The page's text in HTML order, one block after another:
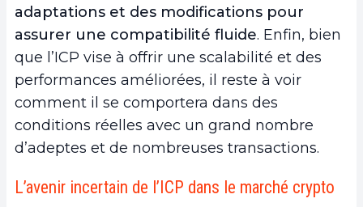
adaptations et des modifications pour
assurer une compatibilité fluide. Enfin, bien
que l’ICP vise à offrir une scalabilité et des
performances améliorées, il reste à voir
comment il se comportera dans des
conditions réelles avec un grand nombre
d’adeptes et de nombreuses transactions.
L’avenir incertain de l’ICP dans le marché crypto